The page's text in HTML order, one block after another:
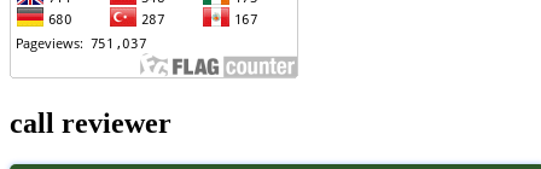
call reviewer